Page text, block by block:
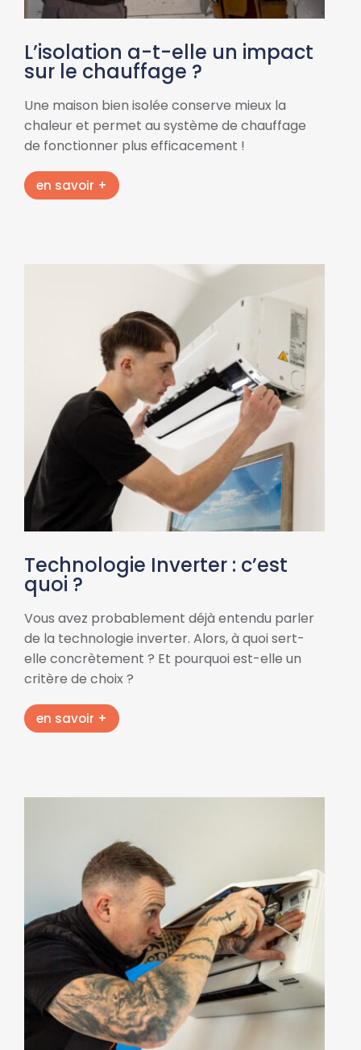
L’isolation a-t-elle un impact
sur le chauffage ?
Une maison bien isolée conserve mieux la
chaleur et permet au système de chauffage
de fonctionner plus efficacement !
en savoir +
Technologie Inverter : c’est
quoi ?
Vous avez probablement déjà entendu parler
de la technologie inverter. Alors, à quoi sert-
elle concrètement ? Et pourquoi est-elle un
critère de choix ?
en savoir +